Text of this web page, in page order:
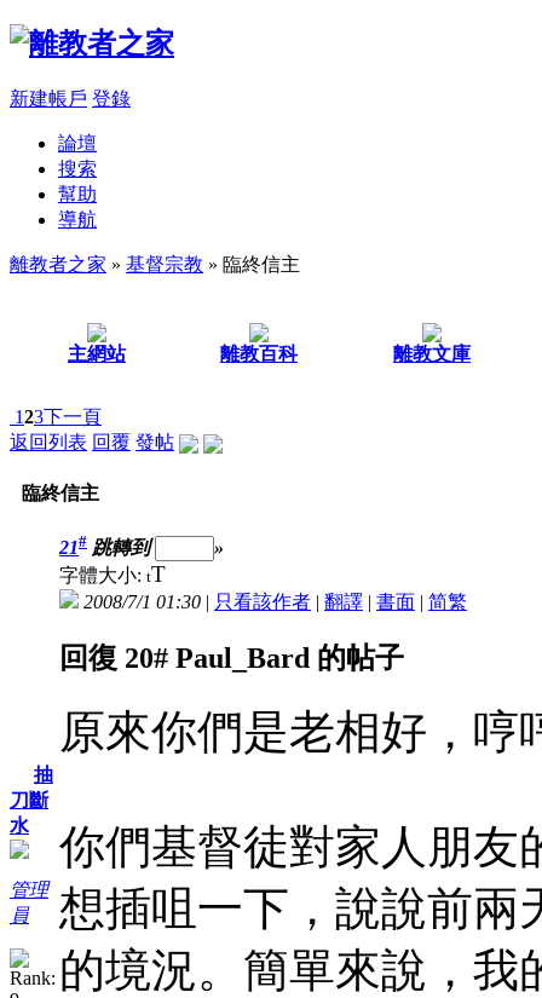
新建帳戶 登錄
論壇
搜索
幫助
導航
離教者之家 » 基督宗教 » 臨終信主
主網站 離教百科 離教文庫
123下一頁
返回列表 回覆 發帖
臨終信主
抽
刀斷
水
管理
員
21# 跳轉到
»
字體大小: tT
2008/7/1 01:30 | 只看該作者 | 翻譯 | 書面 | 简繁
回復 20# Paul_Bard 的帖子
原來你們是老相好，
你們基督徒對家人朋友
想插咀一下，說說前兩
的境況。簡單來說，我